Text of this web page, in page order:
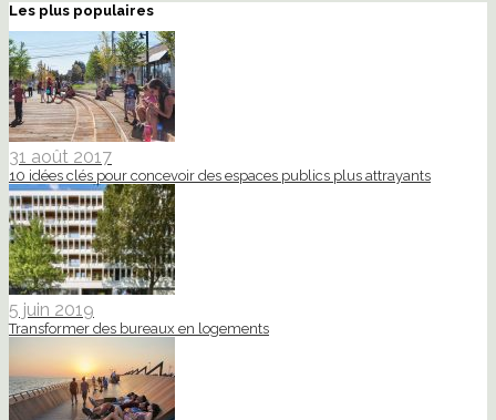
Les plus populaires
31 août 2017
10 idées clés pour concevoir des espaces publics plus attrayants
5 juin 2019
Transformer des bureaux en logements